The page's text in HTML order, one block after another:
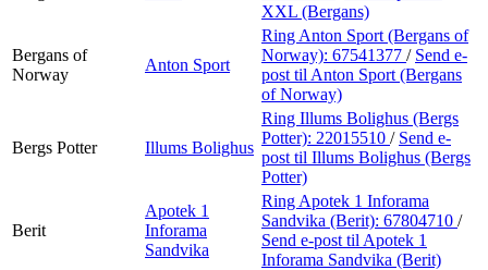
XXL (Bergans)
Bergans of
Norway
Anton Sport
Ring Anton Sport (Bergans of
Norway): 67541377 / Send e-
post til Anton Sport (Bergans
of Norway)
Bergs Potter Illums Bolighus
Ring Illums Bolighus (Bergs
Potter): 22015510 / Send e-
post til Illums Bolighus (Bergs
Potter)
Berit
Apotek 1
Inforama
Sandvika
Ring Apotek 1 Inforama
Sandvika (Berit): 67804710 /
Send e-post til Apotek 1
Inforama Sandvika (Berit)